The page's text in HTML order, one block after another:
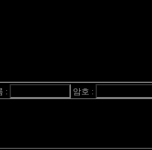
: 암호 :